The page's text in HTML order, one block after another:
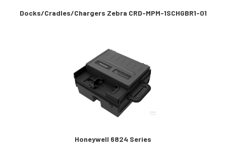
Docks/Cradles/Chargers Zebra CRD-MPM-1SCHGBR1-01
Honeywell 6824 Series